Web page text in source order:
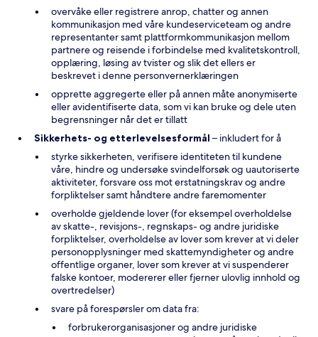
overvåke eller registrere anrop, chatter og annen
kommunikasjon med våre kundeserviceteam og andre
representanter samt plattformkommunikasjon mellom
partnere og reisende i forbindelse med kvalitetskontroll,
opplæring, løsing av tvister og slik det ellers er
beskrevet i denne personvernerklæringen
opprette aggregerte eller på annen måte anonymiserte
eller avidentifiserte data, som vi kan bruke og dele uten
begrensninger når det er tillatt
Sikkerhets- og etterlevelsesformål – inkludert for å
styrke sikkerheten, verifisere identiteten til kundene
våre, hindre og undersøke svindelforsøk og uautoriserte
aktiviteter, forsvare oss mot erstatningskrav og andre
forpliktelser samt håndtere andre faremomenter
overholde gjeldende lover (for eksempel overholdelse
av skatte-, revisjons-, regnskaps- og andre juridiske
forpliktelser, overholdelse av lover som krever at vi deler
personopplysninger med skattemyndigheter og andre
offentlige organer, lover som krever at vi suspenderer
falske kontoer, modererer eller fjerner ulovlig innhold og
overtredelser)
svare på forespørsler om data fra:
forbrukerorganisasjoner og andre juridiske